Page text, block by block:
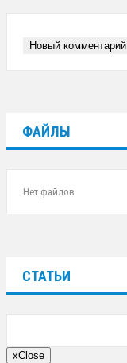
Новый комментарий
ФАЙЛЫ
Нет файлов
СТАТЬИ
xClose